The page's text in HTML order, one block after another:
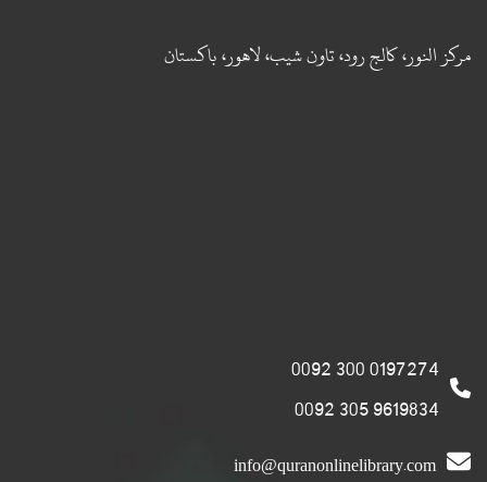
مركز النور، كالج رود، تاون شيب، لاهور، باكستان
0197274 300 0092
9619834 305 0092
info@quranonlinelibrary.com